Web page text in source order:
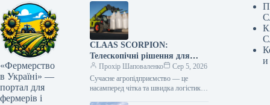
«Фермерство
в Україні» —
портал для
фермерів і
CLAAS SCORPION:
Телескопічні рішення для
ефективного агрологістичного
менеджменту
Прохір Шаповаленко
Сер 5, 2026
Сучасне агропідприємство — це
насамперед чітка та швидка логістика.
и